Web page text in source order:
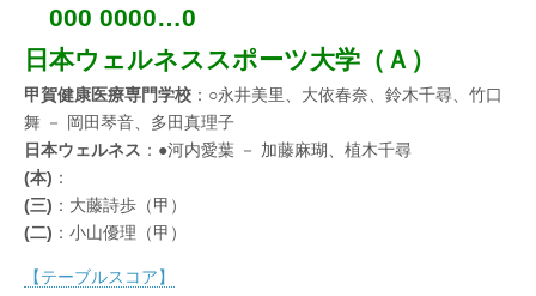
000 0000…0
日本ウェルネススポーツ大学（Ａ）
甲賀健康医療専門学校 ：○永井美里、大依春奈、鈴木千尋、竹口
舞 － 岡田琴音、多田真理子
日本ウェルネス ：●河内愛葉 － 加藤麻瑚、植木千尋
(本) ：
(三) ：大藤詩歩（甲）
(二) ：小山優理（甲）
【テーブルスコア】